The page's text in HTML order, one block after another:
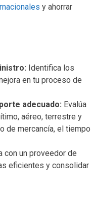
y ahorrar
Identifica los
en tu proceso de
adecuado: Evalúa
aéreo, terrestre y
de mercancía, el tiempo
con un proveedor de
eficientes y consolidar